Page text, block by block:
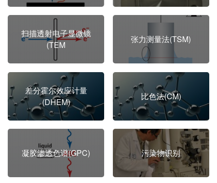
扫描透射电子显微镜
(TEM
张力测量法(TSM)
差分霍尔效应计量
(DHEM)
比色法(CM)
凝胶渗透色谱(GPC) 污染物识别